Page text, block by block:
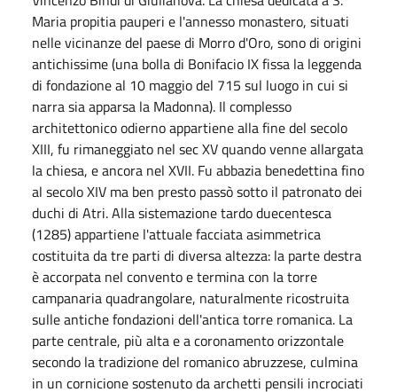
Maria propitia pauperi e l'annesso monastero, situati
nelle vicinanze del paese di Morro d'Oro, sono di origini
antichissime (una bolla di Bonifacio IX fissa la leggenda
di fondazione al 10 maggio del 715 sul luogo in cui si
narra sia apparsa la Madonna). Il complesso
architettonico odierno appartiene alla fine del secolo
XIII, fu rimaneggiato nel sec XV quando venne allargata
la chiesa, e ancora nel XVII. Fu abbazia benedettina fino
al secolo XIV ma ben presto passò sotto il patronato dei
duchi di Atri. Alla sistemazione tardo duecentesca
(1285) appartiene l'attuale facciata asimmetrica
costituita da tre parti di diversa altezza: la parte destra
è accorpata nel convento e termina con la torre
campanaria quadrangolare, naturalmente ricostruita
sulle antiche fondazioni dell'antica torre romanica. La
parte centrale, più alta e a coronamento orizzontale
secondo la tradizione del romanico abruzzese, culmina
in un cornicione sostenuto da archetti pensili incrociati